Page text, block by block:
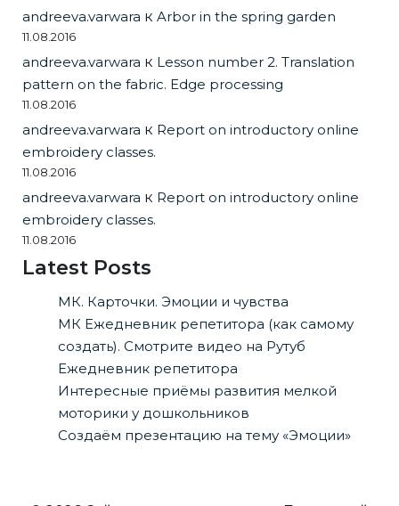
andreeva.varwara к Arbor in the spring garden
11.08.2016
andreeva.varwara к Lesson number 2. Translation
pattern on the fabric. Edge processing
11.08.2016
andreeva.varwara к Report on introductory online
embroidery classes.
11.08.2016
andreeva.varwara к Report on introductory online
embroidery classes.
11.08.2016
Latest Posts
МК. Карточки. Эмоции и чувства
МК Ежедневник репетитора (как самому
создать). Смотрите видео на Рутуб
Ежедневник репетитора
Интересные приёмы развития мелкой
моторики у дошкольников
Создаём презентацию на тему «Эмоции»